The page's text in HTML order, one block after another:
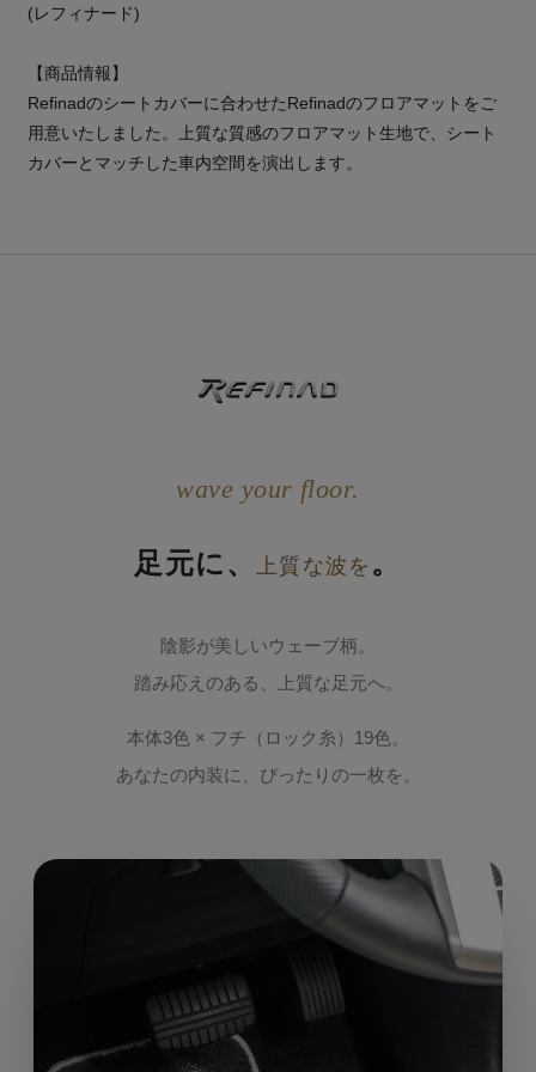
(レフィナード)
【商品情報】
Refinadのシートカバーに合わせたRefinadのフロアマットをご
用意いたしました。上質な質感のフロアマット生地で、シート
カバーとマッチした車内空間を演出します。
wave your floor.
足元に、 上質な波を 。
陰影が美しいウェーブ柄。
踏み応えのある、上質な足元へ。
本体3色 × フチ（ロック糸）19色。
あなたの内装に、ぴったりの一枚を。